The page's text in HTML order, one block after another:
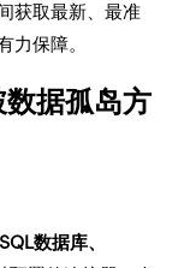
获取最新、最准
力保障。
据孤岛方
SQL数据库、